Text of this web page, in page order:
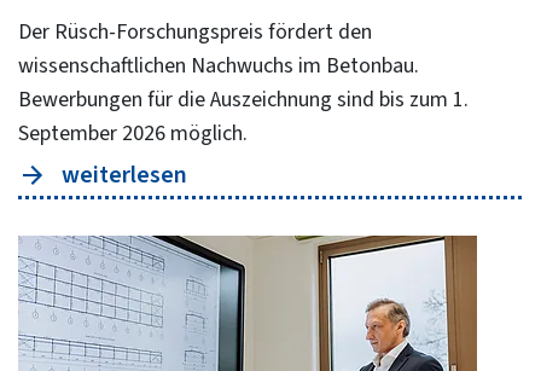
Der Rüsch-Forschungspreis fördert den
wissenschaftlichen Nachwuchs im Betonbau.
Bewerbungen für die Auszeichnung sind bis zum 1.
September 2026 möglich.
weiterlesen